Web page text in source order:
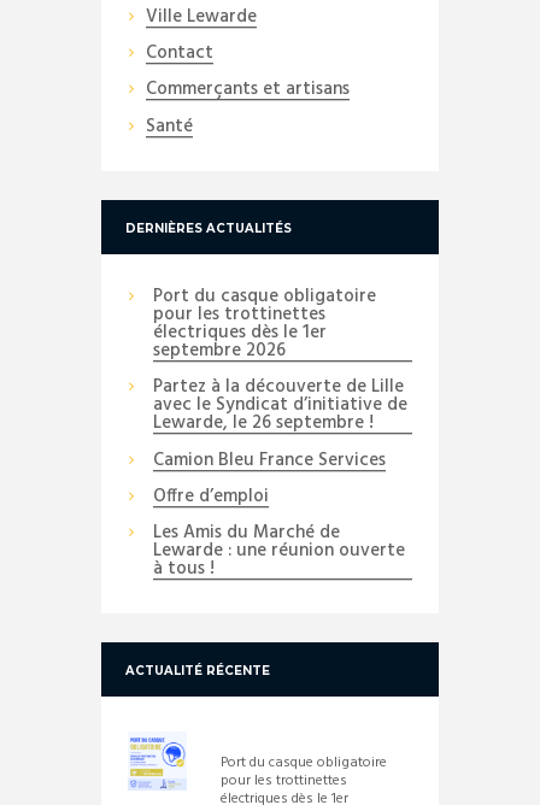
Ville Lewarde
Contact
Commerçants et artisans
Santé
DERNIÈRES ACTUALITÉS
Port du casque obligatoire
pour les trottinettes
électriques dès le 1er
septembre 2026
Partez à la découverte de Lille
avec le Syndicat d’initiative de
Lewarde, le 26 septembre !
Camion Bleu France Services
Offre d’emploi
Les Amis du Marché de
Lewarde : une réunion ouverte
à tous !
ACTUALITÉ RÉCENTE
Port du casque obligatoire
pour les trottinettes
électriques dès le 1er